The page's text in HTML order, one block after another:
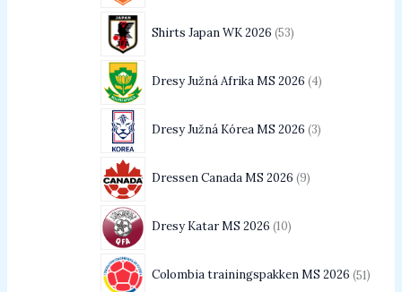
Shirts Japan WK 2026 53
Dresy Južná Afrika MS 2026 4
Dresy Južná Kórea MS 2026 3
Dressen Canada MS 2026 9
Dresy Katar MS 2026 10
Colombia trainingspakken MS 2026 51